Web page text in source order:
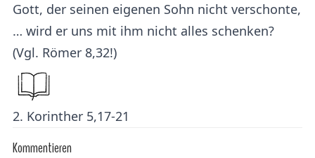
Gott, der seinen eigenen Sohn nicht verschonte,
… wird er uns mit ihm nicht alles schenken?
(Vgl. Römer 8,32!)
2. Korinther 5,17-21
Kommentieren